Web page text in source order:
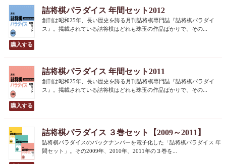
詰将棋パラダイス 年間セット2012
創刊は昭和25年、長い歴史を誇る月刊詰将棋専門誌『詰将棋パラダイ
ス』。掲載されている詰将棋はどれも珠玉の作品ばかりで、その...
詰将棋パラダイス 年間セット2011
創刊は昭和25年、長い歴史を誇る月刊詰将棋専門誌『詰将棋パラダイ
ス』。掲載されている詰将棋はどれも珠玉の作品ばかりで、その...
詰将棋パラダイス ３巻セット【2009～2011】
詰将棋パラダイスのバックナンバーを電子化した「詰将棋パラダイス 年
間セット」。その2009年、2010年、2011年の３巻を...